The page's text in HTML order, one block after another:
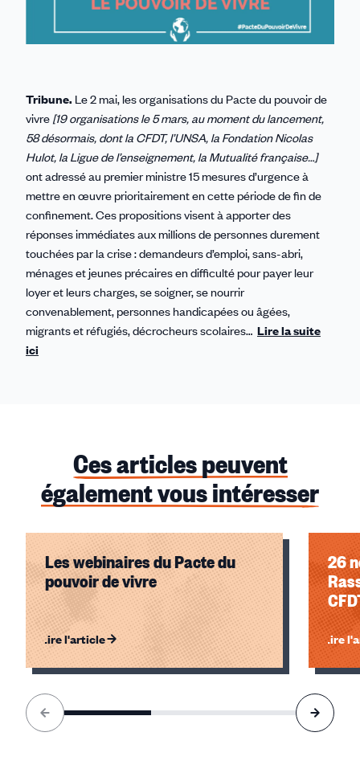
Tribune. Le 2 mai, les organisations du Pacte du pouvoir de
vivre [19 organisations le 5 mars, au moment du lancement,
58 désormais, dont la CFDT, l’UNSA, la Fondation Nicolas
Hulot, la Ligue de l’enseignement, la Mutualité française…]
ont adressé au premier ministre 15 mesures d’urgence à
mettre en œuvre prioritairement en cette période de fin de
confinement. Ces propositions visent à apporter des
réponses immédiates aux millions de personnes durement
touchées par la crise : demandeurs d’emploi, sans-abri,
ménages et jeunes précaires en difficulté pour payer leur
loyer et leurs charges, se soigner, se nourrir
convenablement, personnes handicapées ou âgées,
migrants et réfugiés, décrocheurs scolaires… Lire la suite
ici
Ces articles peuvent
également vous intéresser
Les webinaires du Pacte du
pouvoir de vivre
Lire l'article
26
Lire